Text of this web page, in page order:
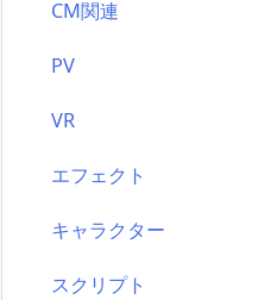
CM関連
PV
VR
エフェクト
キャラクター
スクリプト